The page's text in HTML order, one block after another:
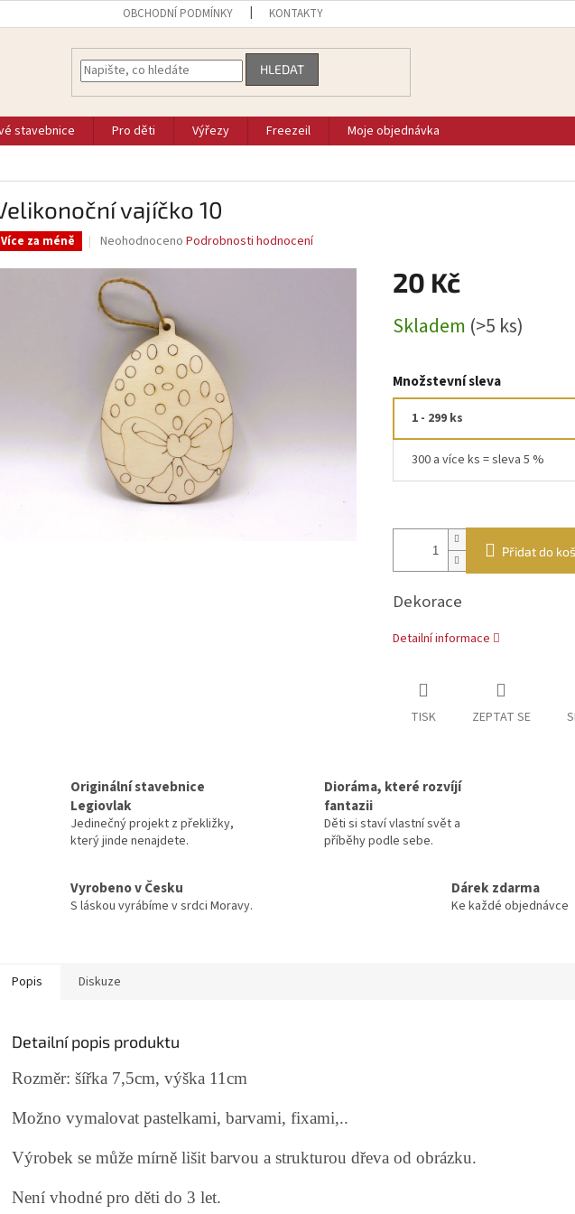
OBCHODNÍ PODMÍNKY KONTAKTY
HLEDAT
stavebnice Pro děti Výřezy Freezeil
Moje objednávka
vajíčko 10
Více za méně
Průměrné
produktu
je
0,0
hvězdiček.
Neohodnoceno Podrobnosti hodnocení
20 Kč
cena:
Skladem (>5 ks)
Množstevní sleva
1 - 299 ks
300 a více ks = sleva 5 %
Přidat do
Dekorace
Detailní informace
TISK ZEPTAT SE
Originální stavebnice
Legiovlak
Jedinečný projekt z překližky,
který jinde nenajdete.
Dioráma, které rozvíjí
fantazii
Děti si staví vlastní svět a
příběhy podle sebe.
Vyrobeno v Česku
S láskou vyrábíme v srdci Moravy.
Dárek zdarma
Ke každé objednávce
Popis Diskuze
Detailní popis produktu
Rozměr: šířka 7,5cm, výška 11cm
Možno vymalovat pastelkami, barvami, fixami,..
Výrobek se může mírně lišit barvou a strukturou dřeva od obrázku.
Není vhodné pro děti do 3 let.